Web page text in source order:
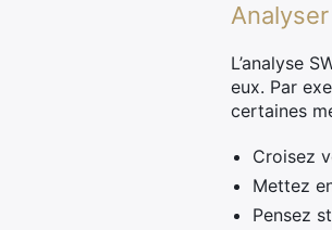
L’analyse
eux. Par
certaines
Croisez
Mettez
Pensez